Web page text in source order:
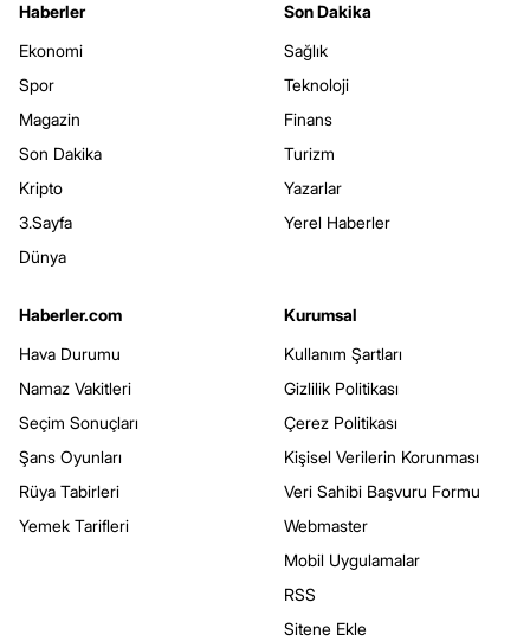
Haberler
Ekonomi
Spor
Magazin
Son Dakika
Kripto
3.Sayfa
Dünya
Son Dakika
Sağlık
Teknoloji
Finans
Turizm
Yazarlar
Yerel Haberler
Haberler.com
Hava Durumu
Namaz Vakitleri
Seçim Sonuçları
Şans Oyunları
Rüya Tabirleri
Yemek Tarifleri
Kurumsal
Kullanım Şartları
Gizlilik Politikası
Çerez Politikası
Kişisel Verilerin Korunması
Veri Sahibi Başvuru Formu
Webmaster
Mobil Uygulamalar
RSS
Sitene Ekle